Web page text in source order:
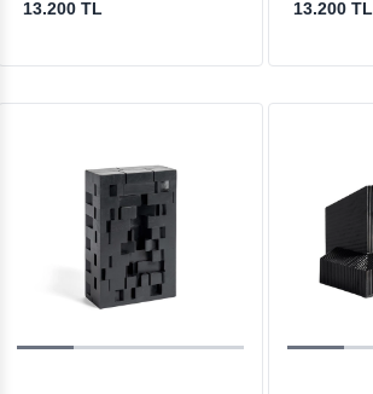
13.200 TL
13.200 TL